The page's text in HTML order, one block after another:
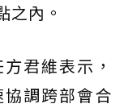
之內。
君維表示，
調跨部會合